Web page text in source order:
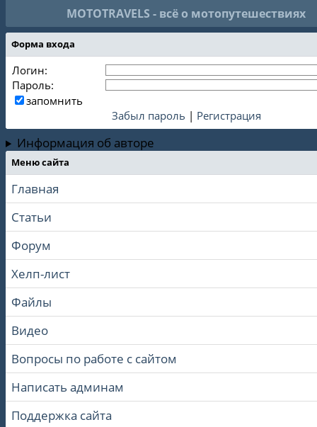
MOTOTRAVELS - всё о мотопутешествиях
Форма входа
Логин:
Пароль:
запомнить
Забыл пароль | Регистрация
Информация об авторе
Меню сайта
Главная
Статьи
Форум
Хелп-лист
Файлы
Видео
Вопросы по работе с сайтом
Написать админам
Поддержка сайта